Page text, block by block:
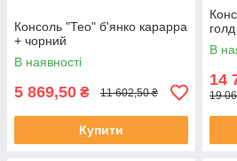
Консоль "Тео" б'янко карарра
+ чорний
В наявності
5 869,50 ₴ 11 602,50 ₴
Купити
В
14
19